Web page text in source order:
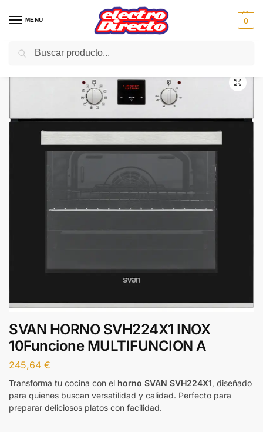
MENU 0
Inicio Gama blanca Hornos
SVAN HORNO SVH224X1 INOX
10Funcione MULTIFUNCION A
245,64 €
Transforma tu cocina con el horno SVAN SVH224X1, diseñado
para quienes buscan versatilidad y calidad. Perfecto para
preparar deliciosos platos con facilidad.